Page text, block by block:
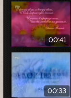
00:41
00:33